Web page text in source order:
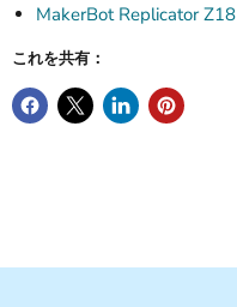
MakerBot Replicator Z18
これを共有：